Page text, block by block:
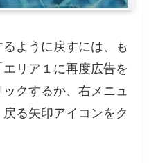
ように戻すには、も
リア１に再度広告を
クするか、右メニュ
る矢印アイコンをク